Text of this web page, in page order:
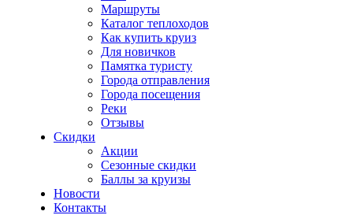
Маршруты
Каталог теплоходов
Как купить круиз
Для новичков
Памятка туристу
Города отправления
Города посещения
Реки
Отзывы
Скидки
Акции
Сезонные скидки
Баллы за круизы
Новости
Контакты